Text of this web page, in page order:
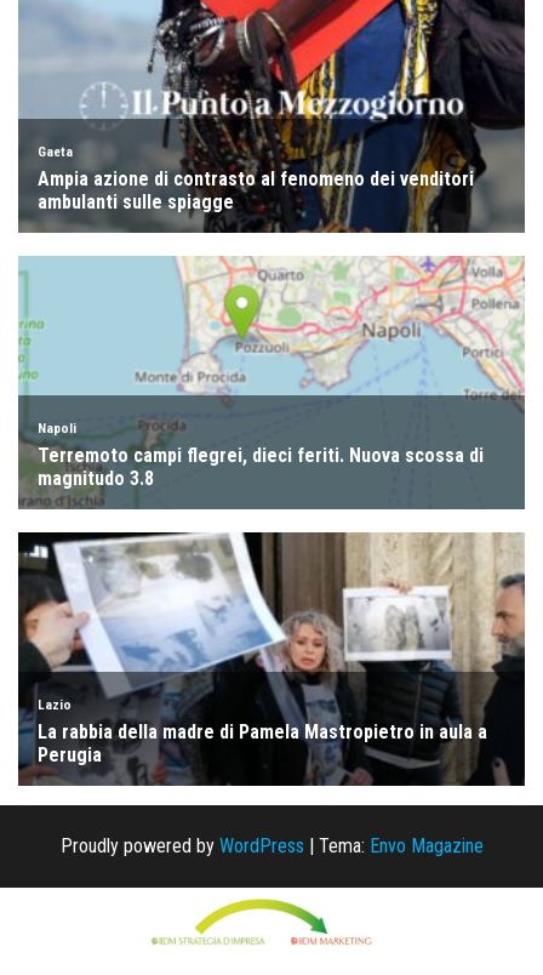
Proudly powered by WordPress Tema: Envo Magazine